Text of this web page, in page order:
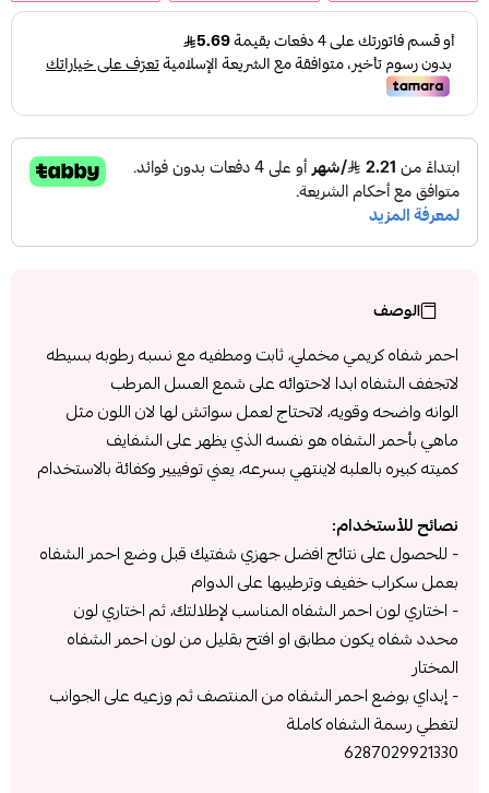
الوصف
احمر شفاه كريمي مخملي، ثابت ومطفيه مع نسبه رطوبه بسيطه
لاتجفف الشفاه ابدا لاحتوائه على شمع العسل المرطب
الوانه واضحه وقويه، لاتحتاج لعمل سواتش لها لان اللون مثل
ماهي بأحمر الشفاه هو نفسه الذي يظهر على الشفايف
كميته كبيره بالعلبه لاينتهي بسرعه، يعني توفييير وكفائة بالاستخدام
نصائح للأستخدام:
- للحصول على نتائج افضل جهزي شفتيك قبل وضع احمر الشفاه
بعمل سكراب خفيف وترطيبها على الدوام
- اختاري لون احمر الشفاه المناسب لإطلالتك، ثم اختاري لون
محدد شفاه يكون مطابق او افتح بقليل من لون احمر الشفاه
المختار
- إبداي بوضع احمر الشفاه من المنتصف ثم وزعيه على الجوانب
لتغطي رسمة الشفاه كاملة
6287029921330